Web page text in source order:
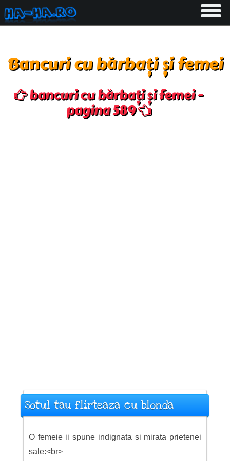
Toggle
Bancuri cu bărbați și femei
bancuri cu bărbați și femei -
pagina 589
Sotul tau flirteaza cu blonda
O femeie ii spune indignata si mirata prietenei
sale:<br>